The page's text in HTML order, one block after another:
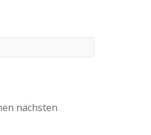
nächsten